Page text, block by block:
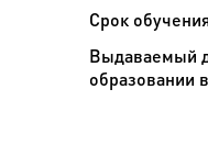
Срок
Выдаваемый
образовании